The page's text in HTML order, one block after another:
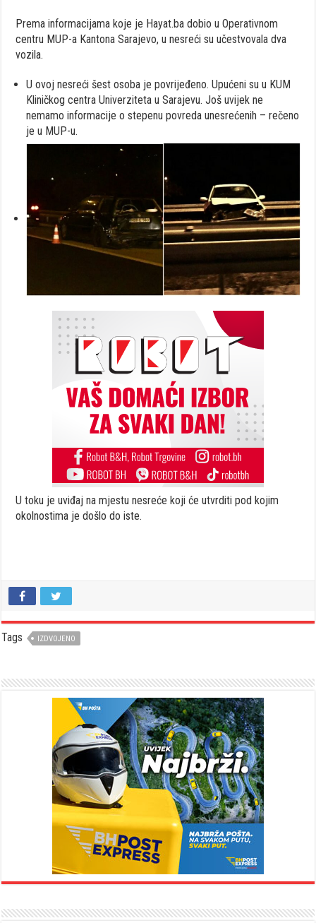
Prema informacijama koje je Hayat.ba dobio u Operativnom
centru MUP-a Kantona Sarajevo, u nesreći su učestvovala dva
vozila.
U ovoj nesreći šest osoba je povrijeđeno. Upućeni su u KUM
Kliničkog centra Univerziteta u Sarajevu. Još uvijek ne
nemamo informacije o stepenu povreda unesrećenih – rečeno
je u MUP-u.
U toku je uviđaj na mjestu nesreće koji će utvrditi pod kojim
okolnostima je došlo do iste.
Tags IZDVOJENO